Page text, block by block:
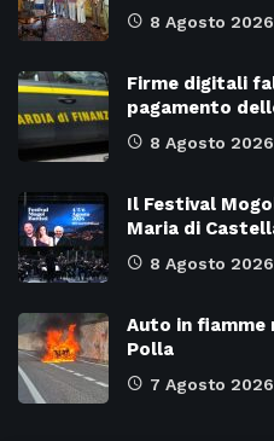
8 Agosto 2026
Firme digitali
pagamento
8 Agosto 2026
Il Festival
Maria di
8 Agosto 2026
Auto in fiamme
Polla
7 Agosto 2026